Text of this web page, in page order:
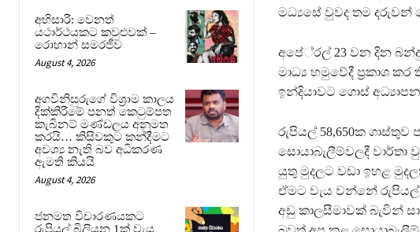
අභිසාරී: වෙනත්
යථාර්ථයකට කවුළුවක් –
රොහාන් සමරජීව
August 4, 2026
අගවිනිසුරුගේ විශ්‍රාම කාලය
දික්කිරීමේ පනත් කෙටුම්පත
කැබිනට් මණ්ඩලය අනුමත
කරයි… කිසිවකුට කන්දීමට
අවශ්‍ය නැති බව අධිකරණ
ඇමති කියයි
August 4, 2026
ජනමත විචාරණයකට
රුපියල් බිලියන 1ක් වැය
මධ්‍යසේ වුවද තම දරුවන්
අපේ‍්‍රල් 23 වන දින
මාධ්‍ය හමුවේදී ප‍්‍රකාශ
ඉන්දියාවට ගොස්
රුපියල් 58,650ක
සොයාබැලීම්වලදී
යුතු මුදලට වඩා ඉහළ
ඒමට වැය වන්නේ රුපියල්
අඩු කාලසීමාවක් බැවින්